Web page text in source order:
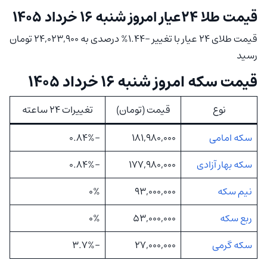
قیمت طلا ۲۴عیار امروز شنبه ۱۶ خرداد ۱۴۰۵
قیمت طلای 24 عیار با تغییر -1.44% درصدی به 24,023,900 تومان
رسید
قیمت سکه امروز شنبه ۱۶ خرداد ۱۴۰۵
نوع قیمت (تومان)
تغییرات 24 ساعته
سکه امامی
181,980,000
-0.84%
سکه بهار آزادی
177,980,000
-0.84%
نیم سکه
93,000,000
0%
ربع سکه
53,000,000
0%
سکه گرمی
27,000,000
-3.7%